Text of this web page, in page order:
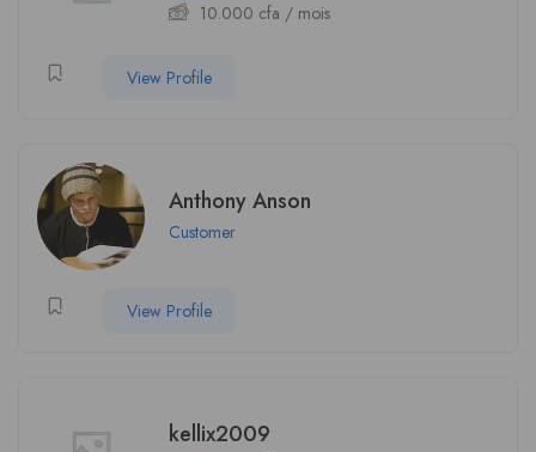
10.000 cfa / mois
View Profile
Anthony Anson
Customer
View Profile
kellix2009